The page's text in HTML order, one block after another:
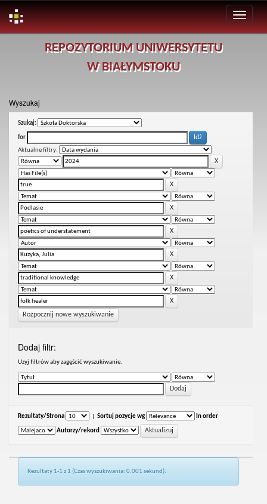
REPOZYTORIUM UNIWERSYTETU
W BIAŁYMSTOKU
Wyszukaj
Szukaj:
for
Aktualne filtry:
Rozpocznij nowe wyszukiwanie
Dodaj filtr:
Uzyj filtrów aby zagęścić wyszukiwanie.
Rezultaty/Strona Sortuj pozycje wg In order
Autorzy/rekord
Rezultaty 1-1 z 1 (Czas wyszukiwania: 0.001 sekund).